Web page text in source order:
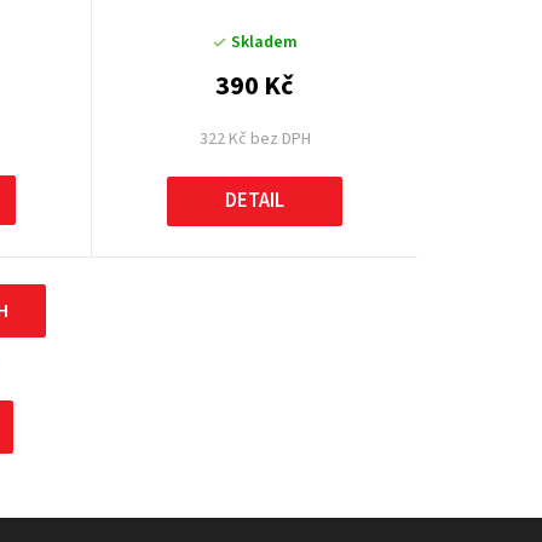
Skladem
322 Kč bez DPH
390 Kč
DETAIL